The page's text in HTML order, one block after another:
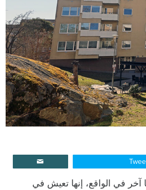
في الواقع، إنها تعيش في